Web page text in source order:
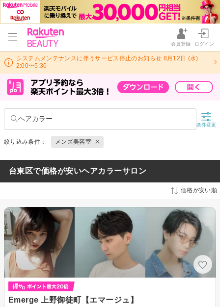
会員登録 ログイン
システムメンテナンスに伴うサービス停止のお知らせ 8月12日 (水)
2:00〜5:30
ヘアカラー
条件変更
絞り込み条件： メンズ美容室
台東区で価格が安いヘアカラーサロン
価格が安い順
Emerge 上野御徒町【エマージュ】